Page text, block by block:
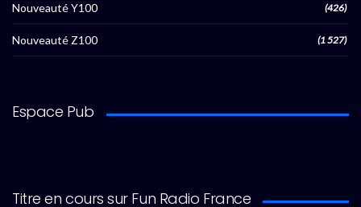
Nouveauté Y100 (426)
Nouveauté Z100 (1 527)
Espace Pub
Titre en cours sur Fun Radio France